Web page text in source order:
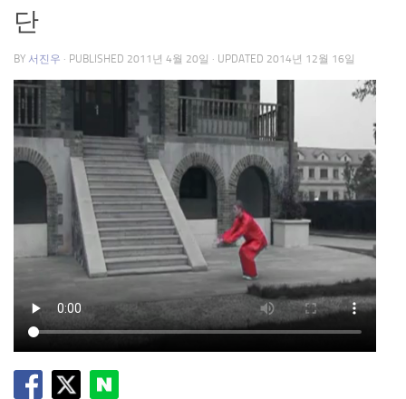
단
BY 서진우 · PUBLISHED 2011년 4월 20일 · UPDATED 2014년 12월 16일